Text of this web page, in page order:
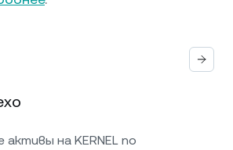
на KERNEL по